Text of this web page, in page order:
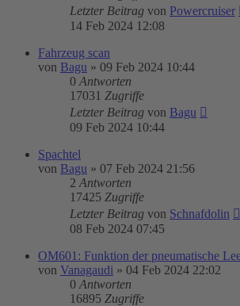
Letzter Beitrag von Powercruiser
14 Feb 2024 12:08
Fahrzeug scan
von Bagu » 09 Feb 2024 10:44
0 Antworten
17031 Zugriffe
Letzter Beitrag von Bagu
09 Feb 2024 10:44
Spachtel
von Bagu » 07 Feb 2024 21:56
2 Antworten
17425 Zugriffe
Letzter Beitrag von Schnafdolin
08 Feb 2024 07:45
OM601: Funktion der pneumatische
von Vanagaudi » 04 Feb 2024 22:02
0 Antworten
16895 Zugriffe